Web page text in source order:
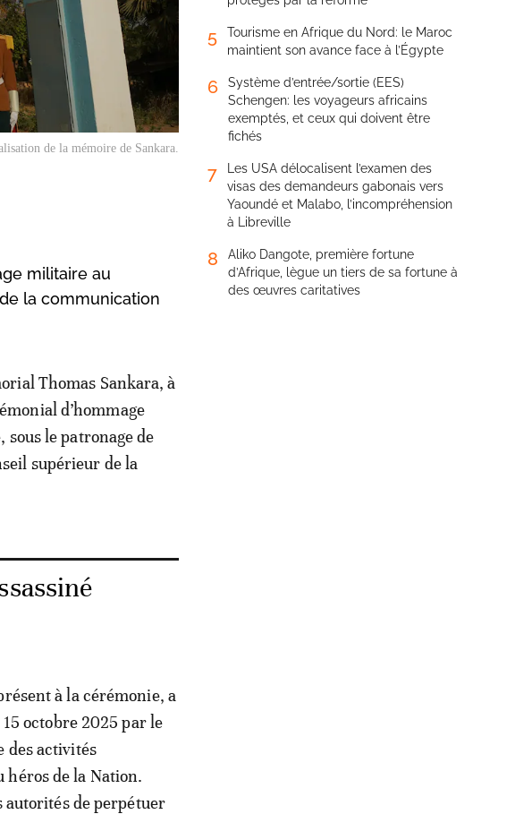
de la mémoire de Sankara.
militaire au
la communication
Thomas Sankara, à
d’hommage
le patronage de
supérieur de la
à la cérémonie, a
octobre 2025 par le
des activités
de la Nation.
de perpétuer
5
Tourisme en Afrique du Nord: le Maroc
maintient son avance face à l’Égypte
6
Système d’entrée/sortie (EES)
Schengen: les voyageurs africains
exemptés, et ceux qui doivent être
fichés
7
Les USA délocalisent l’examen des
visas des demandeurs gabonais vers
Yaoundé et Malabo, l’incompréhension
à Libreville
8
Aliko Dangote, première fortune
d’Afrique, lègue un tiers de sa fortune à
des œuvres caritatives